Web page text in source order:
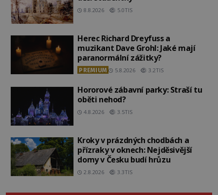
8.8.2026 5.0TIS
Herec Richard Dreyfuss a
muzikant Dave Grohl: Jaké mají
paranormální zážitky?
PREMIUM 5.8.2026 3.2TIS
Hororové zábavní parky: Straší tu
oběti nehod?
4.8.2026 3.5TIS
Kroky v prázdných chodbách a
přízraky v oknech: Nejděsivější
domy v Česku budí hrůzu
2.8.2026 3.3TIS